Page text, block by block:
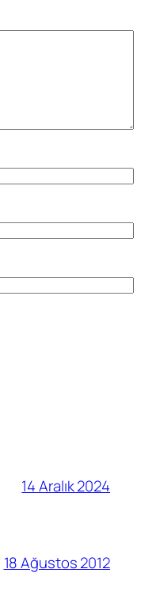
14 Aralık 2024
18 Ağustos 2012